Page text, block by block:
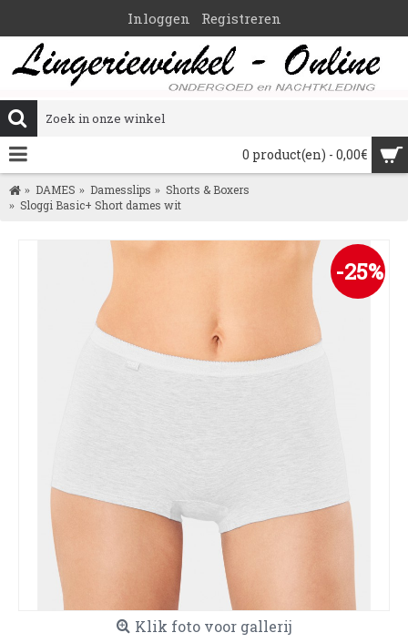
Inloggen Registreren
0 product(en) - 0,00€
DAMES Damesslips
Shorts & Boxers
Sloggi Basic+ Short dames wit
-25%
Klik foto voor gallerij